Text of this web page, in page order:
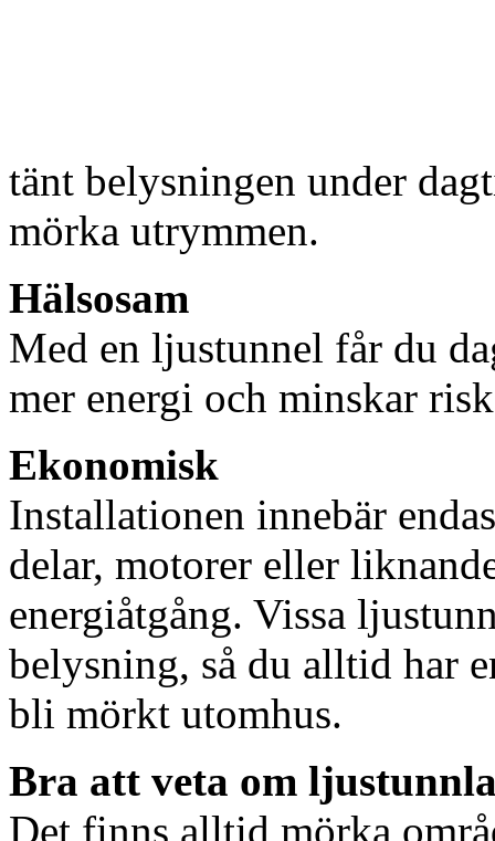
tänt belysningen under
mörka utrymmen.
Hälsosam
Med en ljustunnel får du
mer energi och minskar
Ekonomisk
Installationen innebär
delar, motorer eller
energiåtgång. Vissa
belysning, så du alltid har
bli mörkt utomhus.
Bra att veta om
Det finns alltid mörka